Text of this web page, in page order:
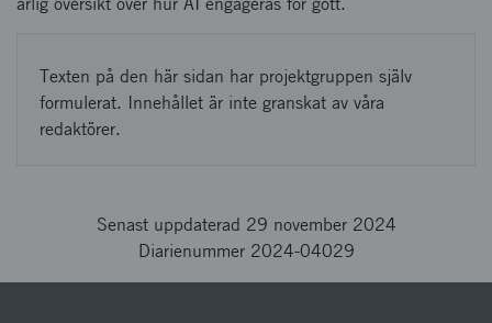
Texten på den här sidan har projektgruppen själv
formulerat. Innehållet är inte granskat av våra
redaktörer.
Senast uppdaterad 29 november 2024
Diarienummer 2024-04029